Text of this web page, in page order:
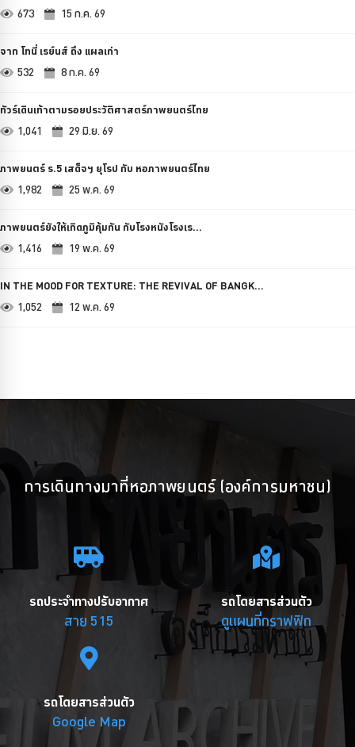
673 15 ก.ค. 69
จาก โทนี่ เรย์นส์ ถึง แผลเก่า
532 8 ก.ค. 69
ทัวร์เดินเท้าตามรอยประวัติศาสตร์ภาพยนตร์ไทย
1,041 29 มิ.ย. 69
ภาพยนตร์ ร.5 เสด็จฯ ยุโรป กับ หอภาพยนตร์ไทย
1,982 25 พ.ค. 69
ภาพยนตร์ยังให้เกิดภูมิคุ้มกัน กับโรงหนังโรงเร...
1,416 19 พ.ค. 69
IN THE MOOD FOR TEXTURE: THE REVIVAL OF BANGK...
1,052 12 พ.ค. 69
การเดินทางมาที่หอภาพยนตร์ (องค์การมหาชน)
รถประจำทางปรับอากาศ
สาย 515
รถโดยสารส่วนตัว
ดูแผนที่กราฟฟิก
รถโดยสารส่วนตัว
Google Map